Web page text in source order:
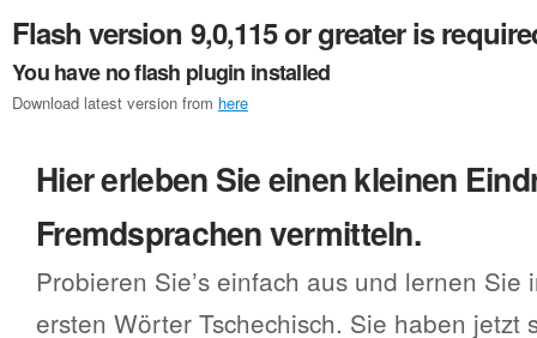
Flash version 9,0,115 or greater is
You have no flash plugin installed
Download latest version from here
Hier erleben Sie einen kleinen
Fremdsprachen vermitteln.
Probieren Sie’s einfach aus und lernen
ersten Wörter Tschechisch. Sie haben jetzt